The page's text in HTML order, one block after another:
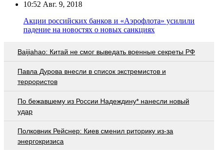
10:52 Авг. 9, 2018
Акции российских банков и «Аэрофлота» усилили
падение на новостях о новых санкциях
Baijiahao: Китай не смог выведать военные секреты РФ
Павла Дурова внесли в список экстремистов и
террористов
По бежавшему из России Надеждину* нанесли новый
удар
Полковник Рейснер: Киев сменил риторику из-за
энергокризиса